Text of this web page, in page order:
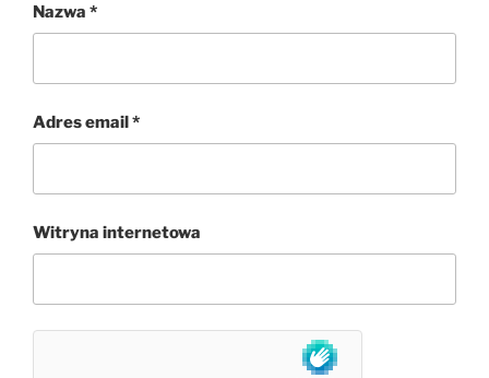
Nazwa *
Adres email*
Witryna internetowa